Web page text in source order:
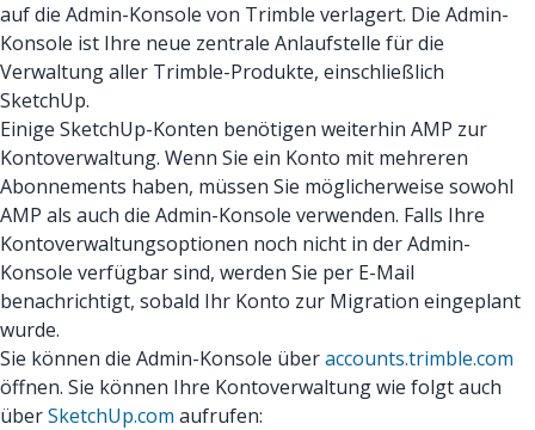
auf die Admin-Konsole von Trimble verlagert. Die Admin-
Konsole ist Ihre neue zentrale Anlaufstelle für die
Verwaltung aller Trimble-Produkte, einschließlich
SketchUp.
Einige SketchUp-Konten benötigen weiterhin AMP zur
Kontoverwaltung. Wenn Sie ein Konto mit mehreren
Abonnements haben, müssen Sie möglicherweise sowohl
AMP als auch die Admin-Konsole verwenden. Falls Ihre
Kontoverwaltungsoptionen noch nicht in der Admin-
Konsole verfügbar sind, werden Sie per E-Mail
benachrichtigt, sobald Ihr Konto zur Migration eingeplant
wurde.
Sie können die Admin-Konsole überaccounts.trimble.com
öffnen. Sie können Ihre Kontoverwaltung wie folgt auch
überSketchUp.com aufrufen: